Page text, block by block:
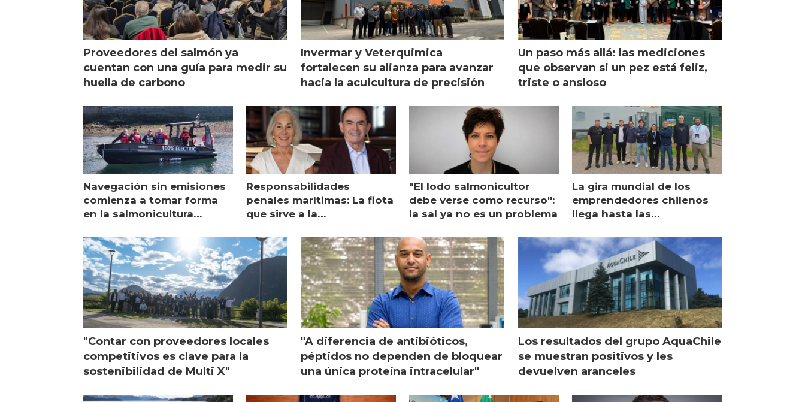
Proveedores del salmón ya
cuentan con una guía para medir su
huella de carbono
Invermar y Veterquimica
fortalecen su alianza para avanzar
hacia la acuicultura de precisión
Un paso más allá: las mediciones
que observan si un pez está feliz,
triste o ansioso
Navegación sin emisiones
comienza a tomar forma
en la salmonicultura
Responsabilidades
penales marítimas: La flota
que sirve a la
visión
"El lodo salmonicultor
debe verse como recurso":
la sal ya no es un problema
La gira mundial de los
emprendedores chilenos
llega hasta las
Escocia
"Contar con proveedores locales
competitivos es clave para la
sostenibilidad de Multi X"
"A diferencia de antibióticos,
péptidos no dependen de bloquear
una única proteína intracelular"
Los resultados del grupo AquaChile
se muestran positivos y les
devuelven aranceles